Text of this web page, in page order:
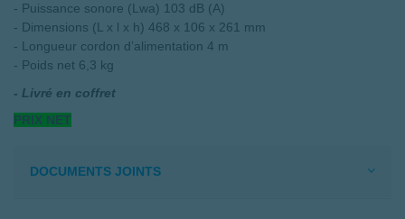
- Puissance sonore (Lwa) 103 dB (A)
- Dimensions (L x l x h) 468 x 106 x 261 mm
- Longueur cordon d’alimentation 4 m
- Poids net 6,3 kg
- Livré en coffret
PRIX NET
DOCUMENTS JOINTS